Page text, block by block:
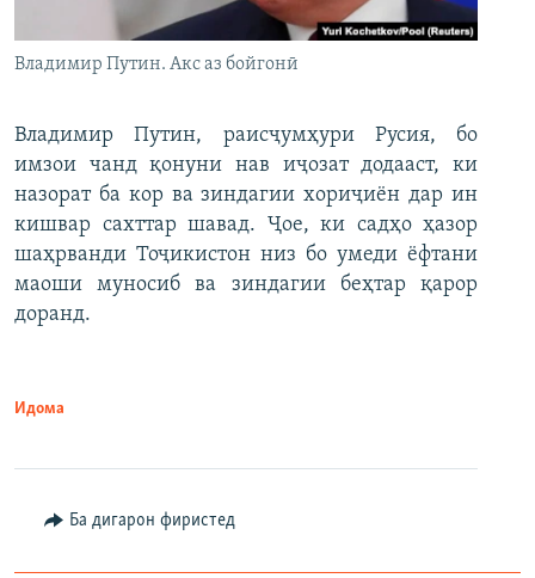
Владимир Путин. Акс аз бойгонӣ
Владимир Путин, раисҷумҳури Русия, бо
имзои чанд қонуни нав иҷозат додааст, ки
назорат ба кор ва зиндагии хориҷиён дар ин
кишвар сахттар шавад. Ҷое, ки садҳо ҳазор
шаҳрванди Тоҷикистон низ бо умеди ёфтани
маоши муносиб ва зиндагии беҳтар қарор
доранд.
Идома
Ба дигарон фиристед